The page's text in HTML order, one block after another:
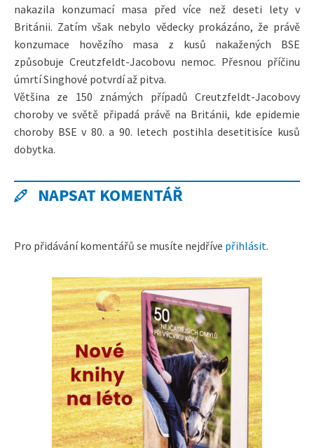
nakazila konzumací masa před více než deseti lety v
Británii. Zatím však nebylo vědecky prokázáno, že právě
konzumace hovězího masa z kusů nakažených BSE
způsobuje Creutzfeldt-Jacobovu nemoc. Přesnou příčinu
úmrtí Singhové potvrdí až pitva.
Většina ze 150 známých případů Creutzfeldt-Jacobovy
choroby ve světě připadá právě na Británii, kde epidemie
choroby BSE v 80. a 90. letech postihla desetitisíce kusů
dobytka.
NAPSAT KOMENTÁŘ
Pro přidávání komentářů se musíte nejdříve přihlásit.